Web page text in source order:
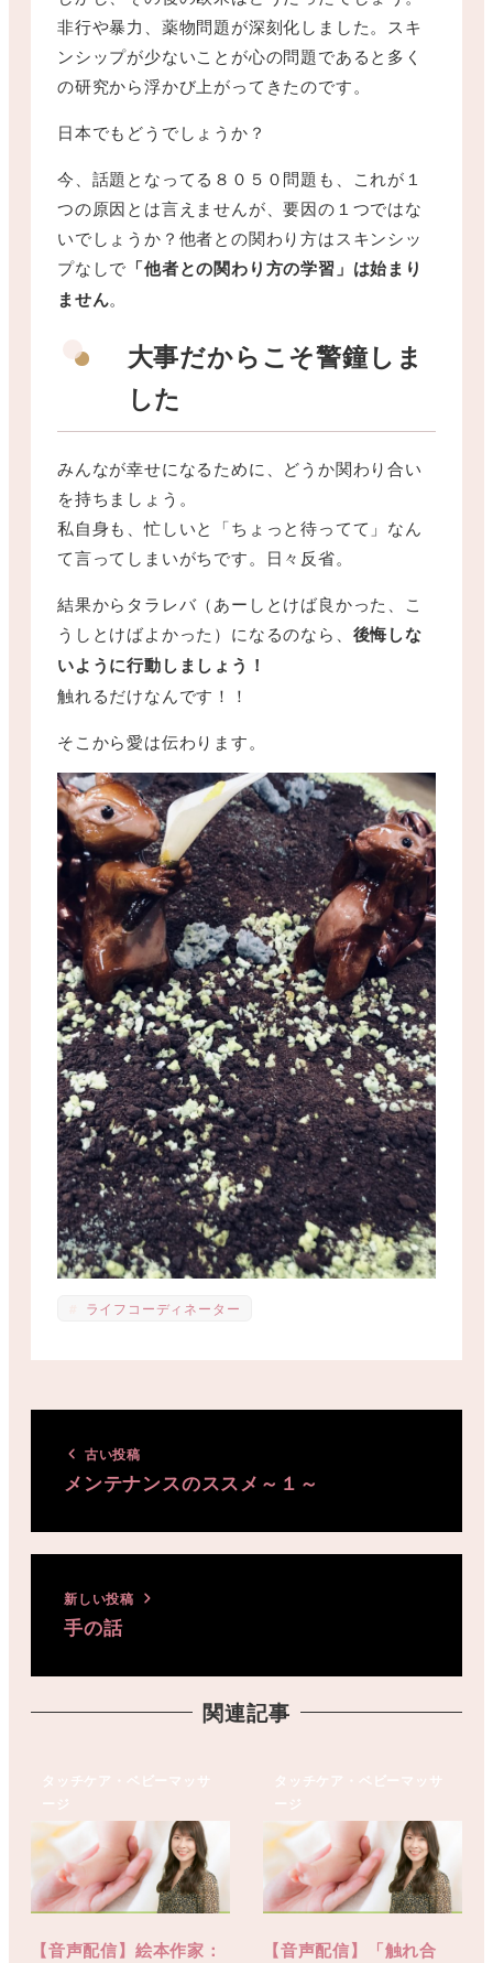
非行や暴力、薬物問題が深刻化しました。スキ
ンシップが少ないことが心の問題であると多く
の研究から浮かび上がってきたのです。
日本でもどうでしょうか？
今、話題となってる８０５０問題も、これが１
つの原因とは言えませんが、要因の１つではな
いでしょうか？他者との関わり方はスキンシッ
プなしで 「他者との関わり方の学習」は始まり
ません。
大事だからこそ警鐘しま
した
みんなが幸せになるために、どうか関わり合い
を持ちましょう。
私自身も、忙しいと「ちょっと待ってて」なん
て言ってしまいがちです。日々反省。
結果からタラレバ（あーしとけば良かった、こ
うしとけばよかった）になるのなら、 後悔しな
いように行動しましょう！
触れるだけなんです！！
そこから愛は伝わります。
ライフコーディネーター
古い投稿
メンテナンスのススメ～１～
新しい投稿
手の話
関連記事
タッチケア・ベビーマッサ
ージ
【音声配信】絵本作家：
タッチケア・ベビーマッサ
ージ
【音声配信】「触れ合